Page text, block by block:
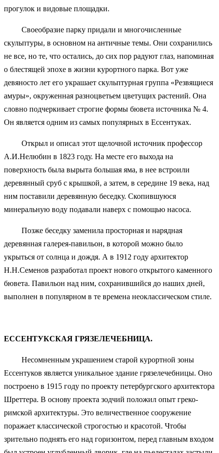
прогулок и видовые площадки.
Своеобразие парку придали и многочисленные
скульптуры, в основном на античные темы. Они сохранились
не все, но те, что остались, до сих пор радуют глаз, напоминая
о блестящей эпохе в жизни курортного парка. Вот уже
девяносто лет его украшает скульптурная группа «Резвящиеся
амуры», окруженная разноцветьем цветущих растений. Она
словно подчеркивает строгие формы бювета источника № 4.
Он является одним из самых популярных в Ессентуках.
Открыл и описал этот щелочной источник профессор
А.И.Нелюбин в 1823 году. На месте его выхода на
поверхность была вырыта большая яма, в нее встроили
деревянный сруб с крышкой, а затем, в середине 19 века, над
ним поставили деревянную беседку. Скопившуюся
минеральную воду подавали наверх с помощью насоса.
Позже беседку заменила просторная и нарядная
деревянная галерея-павильон, в которой можно было
укрыться от солнца и дождя. А в 1912 году архитектор
Н.Н.Семенов разработал проект нового открытого каменного
бювета. Павильон над ним, сохранившийся до наших дней,
выполнен в популярном в те времена неоклассическом стиле.
ЕССЕНТУКСКАЯ ГРЯЗЕЛЕЧЕБНИЦА.
Несомненным украшением старой курортной зоны
Ессентуков является уникальное здание грязелечебницы. Оно
построено в 1915 году по проекту петербургского архитектора
Шреттера. В основу проекта зодчий положил опыт греко-
римской архитектуры. Это величественное сооружение
поражает классической строгостью и красотой. Чтобы
зрительно поднять его над горизонтом, перед главным входом